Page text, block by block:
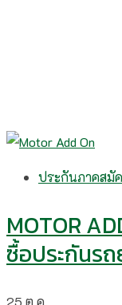
ประกันภาคสมั
MOTOR
ซื้อประกันร
25 ต.ค.